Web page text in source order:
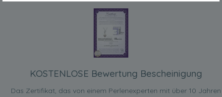
KOSTENLOSE Bewertung Bescheinigung
Das Zertifikat, das von einem Perlenexperten mit über 10 Jahren